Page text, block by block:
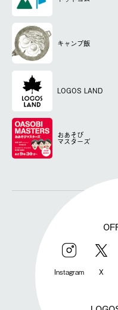
キャンプ飯
LOGOS LAND
おあそび
マスターズ
Instagram X